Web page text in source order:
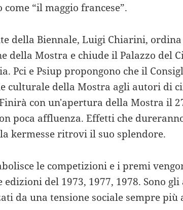
“il maggio francese”.
della Biennale, Luigi Chiarini,
della Mostra e chiude il Palazzo del
Pci e Psiup propongono che il
culturale della Mostra agli autori di
con un'apertura della Mostra il
poca affluenza. Effetti che
kermesse ritrovi il suo splendore.
le competizioni e i premi
edizioni del 1973, 1977, 1978. Sono
da una tensione sociale sempre più